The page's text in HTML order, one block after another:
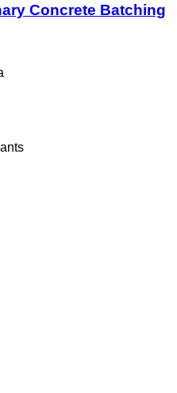
Concrete Batching